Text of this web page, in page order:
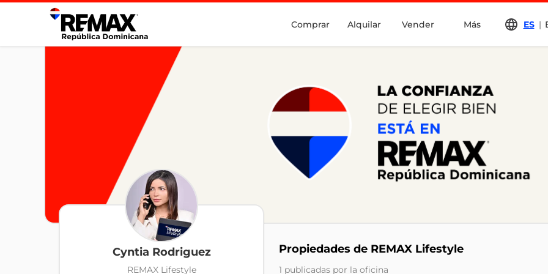
Comprar Alquilar Vender Más ES |
Cyntia Rodriguez
REMAX Lifestyle
Propiedades de REMAX Lifestyle
1 publicadas por la oficina